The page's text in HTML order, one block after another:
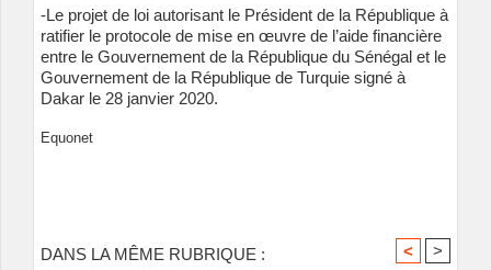
-Le projet de loi autorisant le Président de la République à
ratifier le protocole de mise en œuvre de l’aide financière
entre le Gouvernement de la République du Sénégal et le
Gouvernement de la République de Turquie signé à
Dakar le 28 janvier 2020.
Equonet
DANS LA MÊME RUBRIQUE : < >